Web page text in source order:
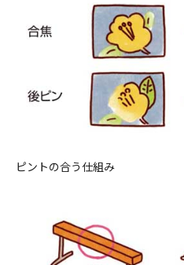
ピントの合う仕組み